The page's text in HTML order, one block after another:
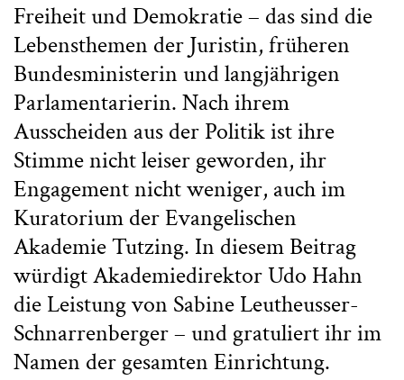
Freiheit und Demokratie – das sind die
Lebensthemen der Juristin, früheren
Bundesministerin und langjährigen
Parlamentarierin. Nach ihrem
Ausscheiden aus der Politik ist ihre
Stimme nicht leiser geworden, ihr
Engagement nicht weniger, auch im
Kuratorium der Evangelischen
Akademie Tutzing. In diesem Beitrag
würdigt Akademiedirektor Udo Hahn
die Leistung von Sabine Leutheusser-
Schnarrenberger – und gratuliert ihr im
Namen der gesamten Einrichtung.